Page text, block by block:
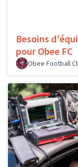
Besoins
pour Obee FC
Obee Football